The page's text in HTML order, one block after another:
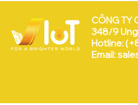
CÔNG TY
348/9 Ung
Hotline:
Email: